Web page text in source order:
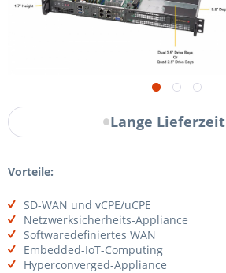
Lange Lieferzeit
Vorteile:
SD-WAN und vCPE/uCPE
Netzwerksicherheits-Appliance
Softwaredefiniertes WAN
Embedded-IoT-Computing
Hyperconverged-Appliance